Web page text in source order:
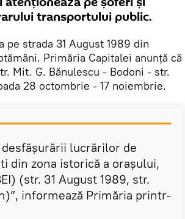
transportului public.
pe strada 31 August 1989 din
Primăria Capitalei anunță că
Mit. G. Bănulescu - Bodoni - str.
28 octombrie - 17 noiembrie.
lucrărilor de
din zona istorică a orașului,
(str. 31 August 1989, str.
informează Primăria printr-